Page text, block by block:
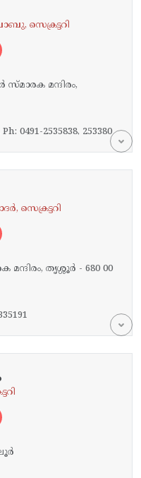
സെക്രട്ടറി
സ്മാരക മന്ദിരം,
0491-2535838, 253380
സെക്രട്ടറി
തൃശ്ശൂര്‍ - 680 00